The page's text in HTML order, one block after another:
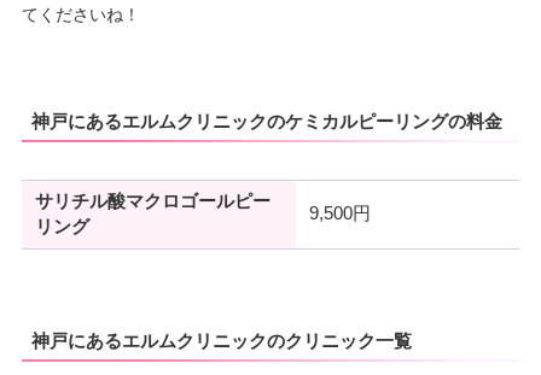
てくださいね！
神戸にあるエルムクリニックのケミカルピーリングの料金
サリチル酸マクロゴールピー
リング
9,500円
神戸にあるエルムクリニックのクリニック一覧